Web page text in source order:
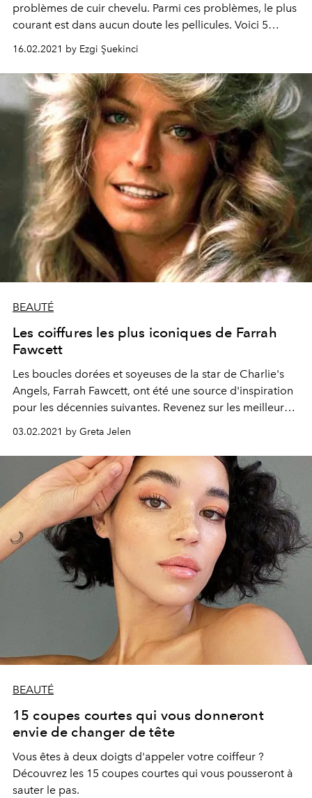
problèmes de cuir chevelu. Parmi ces problèmes, le plus
courant est dans aucun doute les pellicules. Voici 5
solutions naturelles pour s'en débarrasser.
16.02.2021 by Ezgi Şuekinci
BEAUTÉ
Les coiffures les plus iconiques de Farrah
Fawcett
Les boucles dorées et soyeuses de la star de Charlie's
Angels, Farrah Fawcett, ont été une source d'inspiration
pour les décennies suivantes. Revenez sur les meilleurs
moments capillaires de la bombe des années 70 à
03.02.2021 by Greta Jelen
BEAUTÉ
15 coupes courtes qui vous donneront
envie de changer de tête
Vous êtes à deux doigts d'appeler votre coiffeur ?
Découvrez les 15 coupes courtes qui vous pousseront à
sauter le pas.